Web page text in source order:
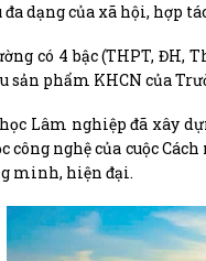
đa dạng của xã hội, hợp
có 4 bậc (THPT, ĐH,
sản phẩm KHCN của
Lâm nghiệp đã xây
công nghệ của cuộc
minh, hiện đại.